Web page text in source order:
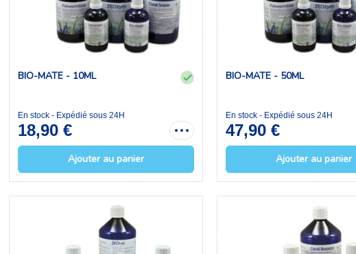
BIO-MATE - 10ML
En stock - Expédié sous 24H
18,90 €
Ajouter au panier
BIO-MATE - 50ML
En stock - Expédié sous 24H
47,90 €
Ajouter au panier